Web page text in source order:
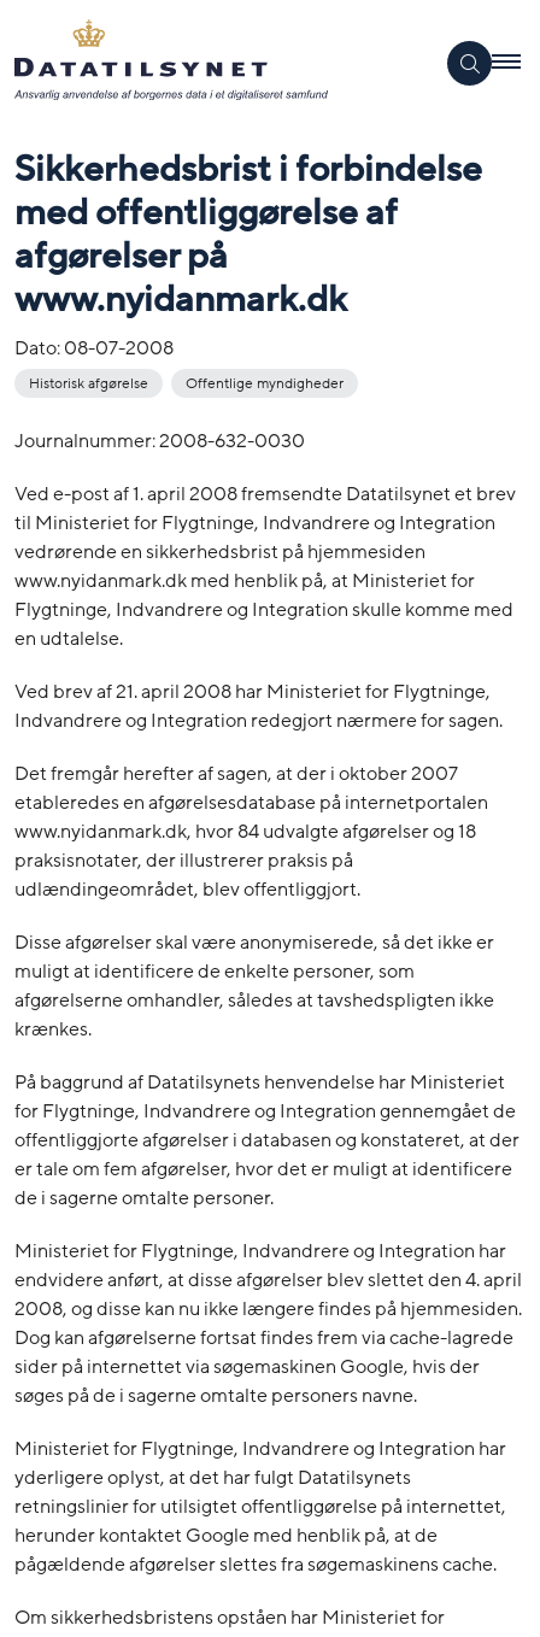
Sikkerhedsbrist i forbindelse
med offentliggørelse af
afgørelser på
www.nyidanmark.dk
Dato:08-07-2008
Historisk afgørelse Offentlige myndigheder
Journalnummer: 2008-632-0030
Ved e-post af 1. april 2008 fremsendte Datatilsynet et brev
til Ministeriet for Flygtninge, Indvandrere og Integration
vedrørende en sikkerhedsbrist på hjemmesiden
www.nyidanmark.dk med henblik på, at Ministeriet for
Flygtninge, Indvandrere og Integration skulle komme med
en udtalelse.
Ved brev af 21. april 2008 har Ministeriet for Flygtninge,
Indvandrere og Integration redegjort nærmere for sagen.
Det fremgår herefter af sagen, at der i oktober 2007
etableredes en afgørelsesdatabase på internetportalen
www.nyidanmark.dk, hvor 84 udvalgte afgørelser og 18
praksisnotater, der illustrerer praksis på
udlændingeområdet, blev offentliggjort.
Disse afgørelser skal være anonymiserede, så det ikke er
muligt at identificere de enkelte personer, som
afgørelserne omhandler, således at tavshedspligten ikke
krænkes.
På baggrund af Datatilsynets henvendelse har Ministeriet
for Flygtninge, Indvandrere og Integration gennemgået de
offentliggjorte afgørelser i databasen og konstateret, at der
er tale om fem afgørelser, hvor det er muligt at identificere
de i sagerne omtalte personer.
Ministeriet for Flygtninge, Indvandrere og Integration har
endvidere anført, at disse afgørelser blev slettet den 4. april
2008, og disse kan nu ikke længere findes på hjemmesiden.
Dog kan afgørelserne fortsat findes frem via cache-lagrede
sider på internettet via søgemaskinen Google, hvis der
søges på de i sagerne omtalte personers navne.
Ministeriet for Flygtninge, Indvandrere og Integration har
yderligere oplyst, at det har fulgt Datatilsynets
retningslinier for utilsigtet offentliggørelse på internettet,
herunder kontaktet Google med henblik på, at de
pågældende afgørelser slettes fra søgemaskinens cache.
Om sikkerhedsbristens opståen har Ministeriet for